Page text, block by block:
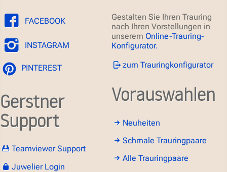
FACEBOOK
INSTAGRAM
PINTEREST
Gerstner
Support
Teamviewer Support
Juwelier Login
Gestalten Sie Ihren Trauring
nach Ihren Vorstellungen in
unserem Online-Trauring-
Konfigurator.
zum Trauringkonfigurator
Vorauswahlen
Neuheiten
Schmale Trauringpaare
Alle Trauringpaare